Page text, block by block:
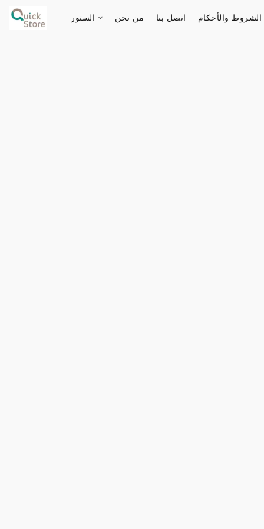
من نحن اتصل بنا الشروط والأحكام